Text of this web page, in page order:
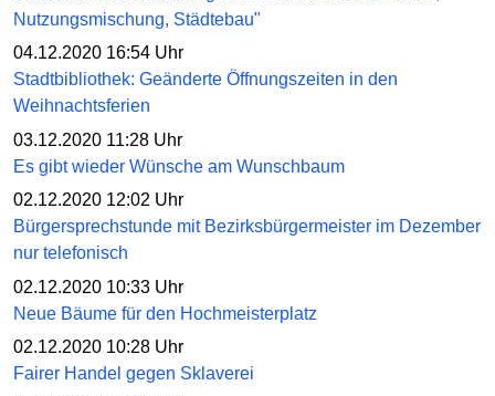
Nutzungsmischung, Städtebau"
04.12.2020 16:54 Uhr
Stadtbibliothek: Geänderte Öffnungszeiten in den
Weihnachtsferien
03.12.2020 11:28 Uhr
Es gibt wieder Wünsche am Wunschbaum
02.12.2020 12:02 Uhr
Bürgersprechstunde mit Bezirksbürgermeister im Dezember
nur telefonisch
02.12.2020 10:33 Uhr
Neue Bäume für den Hochmeisterplatz
02.12.2020 10:28 Uhr
Fairer Handel gegen Sklaverei